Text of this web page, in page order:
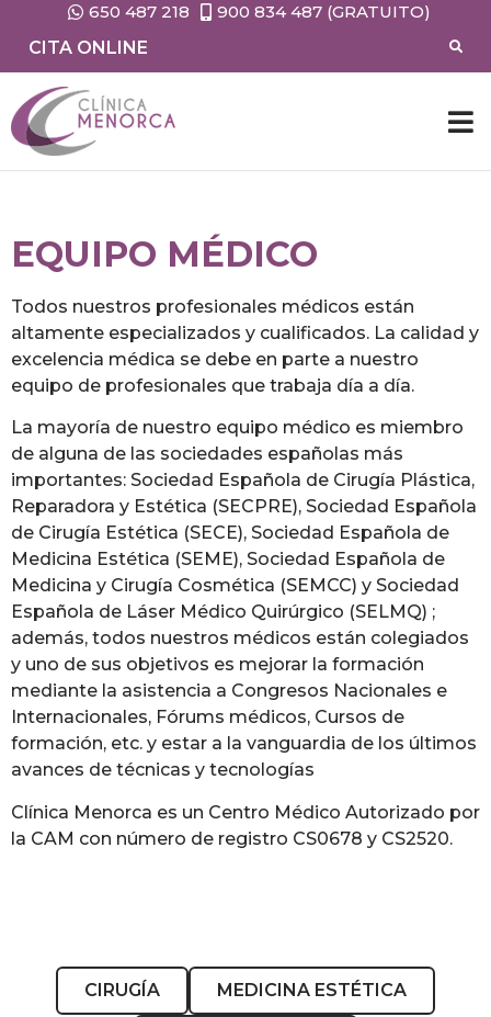
650 487 218
900 834 487 (GRATUITO)
CITA ONLINE
EQUIPO MÉDICO
Todos nuestros profesionales médicos están
altamente especializados y cualificados. La calidad y
excelencia médica se debe en parte a nuestro
equipo de profesionales que trabaja día a día.
La mayoría de nuestro equipo médico es miembro
de alguna de las sociedades españolas más
importantes: Sociedad Española de Cirugía Plástica,
Reparadora y Estética (SECPRE), Sociedad Española
de Cirugía Estética (SECE), Sociedad Española de
Medicina Estética (SEME), Sociedad Española de
Medicina y Cirugía Cosmética (SEMCC) y Sociedad
Española de Láser Médico Quirúrgico (SELMQ) ;
además, todos nuestros médicos están colegiados
y uno de sus objetivos es mejorar la formación
mediante la asistencia a Congresos Nacionales e
Internacionales, Fórums médicos, Cursos de
formación, etc. y estar a la vanguardia de los últimos
avances de técnicas y tecnologías
Clínica Menorca es un Centro Médico Autorizado por
la CAM con número de registro CS0678 y CS2520.
CIRUGÍA MEDICINA ESTÉTICA